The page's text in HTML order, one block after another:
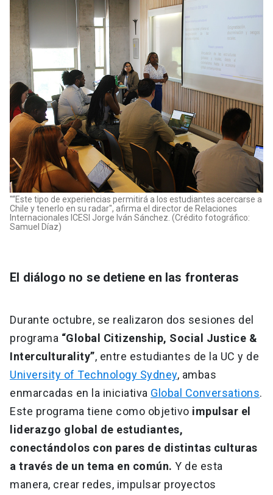
"“Este tipo de experiencias permitirá a los estudiantes acercarse a
Chile y tenerlo en su radar", afirma el director de Relaciones
Internacionales ICESI Jorge Iván Sánchez. (Crédito fotográfico:
Samuel Díaz)
El diálogo no se detiene en las fronteras
Durante octubre, se realizaron dos sesiones del
programa “Global Citizenship, Social Justice &
Interculturality”, entre estudiantes de la UC y de
University of Technology Sydney, ambas
enmarcadas en la iniciativa Global Conversations.
Este programa tiene como objetivo impulsar el
liderazgo global de estudiantes,
conectándolos con pares de distintas culturas
a través de un tema en común. Y de esta
manera, crear redes, impulsar proyectos